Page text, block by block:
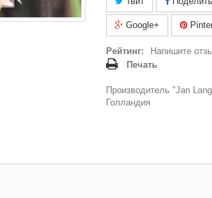
Google+
Рейтинг:
Напишите
Печать
Производитель "Jan
Голландия